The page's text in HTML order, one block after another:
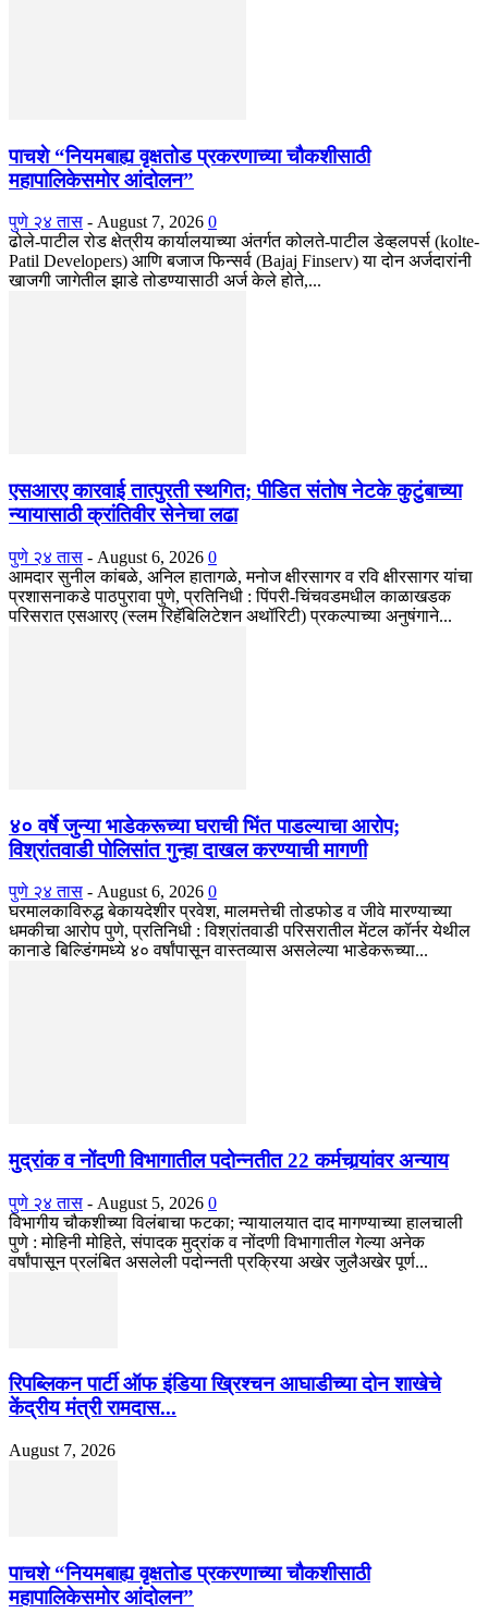
पाचशे “नियमबाह्य वृक्षतोड प्रकरणाच्या चौकशीसाठी
महापालिकेसमोर आंदोलन”
पुणे २४ तास - August 7, 2026 0
ढोले-पाटील रोड क्षेत्रीय कार्यालयाच्या अंतर्गत कोलते-पाटील डेव्हलपर्स (kolte-
Patil Developers) आणि बजाज फिन्सर्व (Bajaj Finserv) या दोन अर्जदारांनी
खाजगी जागेतील झाडे तोडण्यासाठी अर्ज केले होते,...
एसआरए कारवाई तात्पुरती स्थगित; पीडित संतोष नेटके कुटुंबाच्या
न्यायासाठी क्रांतिवीर सेनेचा लढा
पुणे २४ तास - August 6, 2026 0
आमदार सुनील कांबळे, अनिल हातागळे, मनोज क्षीरसागर व रवि क्षीरसागर यांचा
प्रशासनाकडे पाठपुरावा पुणे, प्रतिनिधी : पिंपरी-चिंचवडमधील काळाखडक
परिसरात एसआरए (स्लम रिहॅबिलिटेशन अथॉरिटी) प्रकल्पाच्या अनुषंगाने...
४० वर्षे जुन्या भाडेकरूच्या घराची भिंत पाडल्याचा आरोप;
विश्रांतवाडी पोलिसांत गुन्हा दाखल करण्याची मागणी
पुणे २४ तास - August 6, 2026 0
घरमालकाविरुद्ध बेकायदेशीर प्रवेश, मालमत्तेची तोडफोड व जीवे मारण्याच्या
धमकीचा आरोप पुणे, प्रतिनिधी : विश्रांतवाडी परिसरातील मेंटल कॉर्नर येथील
कानाडे बिल्डिंगमध्ये ४० वर्षांपासून वास्तव्यास असलेल्या भाडेकरूच्या...
मुद्रांक व नोंदणी विभागातील पदोन्नतीत 22 कर्मचार्‍यांवर अन्याय
पुणे २४ तास - August 5, 2026 0
विभागीय चौकशीच्या विलंबाचा फटका; न्यायालयात दाद मागण्याच्या हालचाली
पुणे : मोहिनी मोहिते, संपादक मुद्रांक व नोंदणी विभागातील गेल्या अनेक
वर्षांपासून प्रलंबित असलेली पदोन्नती प्रक्रिया अखेर जुलैअखेर पूर्ण...
रिपब्लिकन पार्टी ऑफ इंडिया ख्रिश्चन आघाडीच्या दोन शाखेचे
केंद्रीय मंत्री रामदास...
August 7, 2026
पाचशे “नियमबाह्य वृक्षतोड प्रकरणाच्या चौकशीसाठी
महापालिकेसमोर आंदोलन”